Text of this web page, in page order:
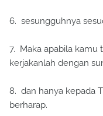
6. sesungguhnya
7. Maka apabila kamu
kerjakanlah dengan
8. dan hanya kepada
berharap.